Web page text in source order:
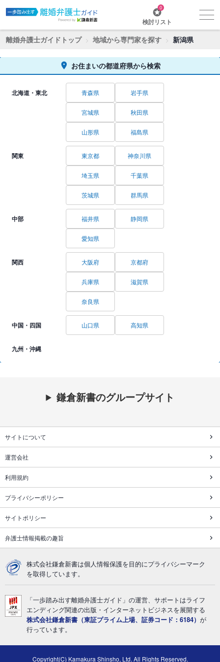
0
検討リスト
離婚弁護士ガイドトップ 地域から専門家を探す 新潟県
お住まいの都道府県から検索
北海道・東北 青森県 岩手県
宮城県 秋田県
山形県 福島県
関東 東京都 神奈川県
埼玉県 千葉県
茨城県 群馬県
中部 福井県 静岡県
愛知県
関西 大阪府 京都府
兵庫県 滋賀県
奈良県
中国・四国 山口県 高知県
九州・沖縄
鎌倉新書のグループサイト
サイトについて
運営会社
利用規約
プライバシーポリシー
サイトポリシー
弁護士情報掲載の趣旨
株式会社鎌倉新書は個人情報保護を目的にプライバシーマーク
を取得しています。
「一歩踏み出す離婚弁護士ガイド」の運営、サポートはライフ
エンディング関連の出版・インターネットビジネスを展開する
株式会社鎌倉新書（東証プライム上場、証券コード：6184） が
行っています。
Copyright(C) Kamakura Shinsho, Ltd. All Rights Reserved.